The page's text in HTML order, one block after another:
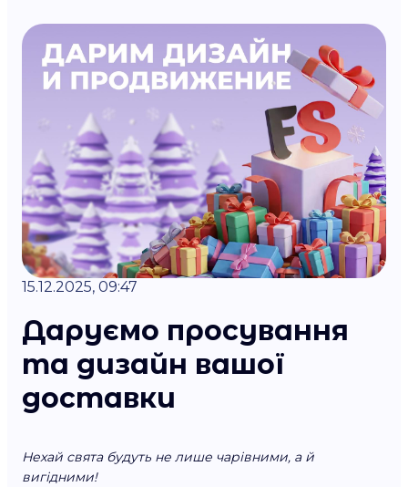
15.12.2025, 09:47
Даруємо просування
та дизайн вашої
доставки
Нехай свята будуть не лише чарівними, а й
вигідними!